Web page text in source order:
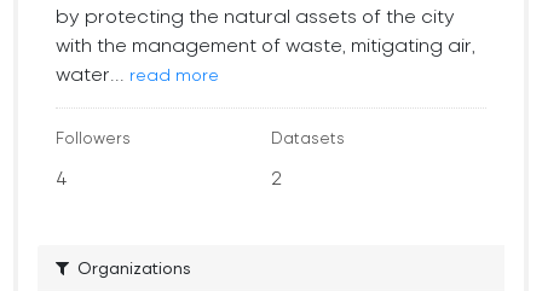
by protecting the natural assets of the city
with the management of waste, mitigating air,
water...
read more
Followers
4
Datasets
2
Organizations